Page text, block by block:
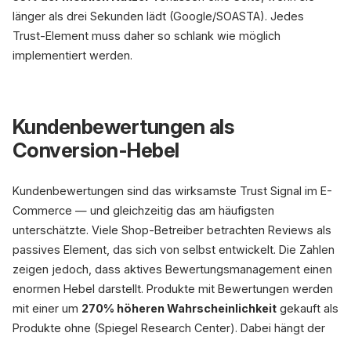
länger als drei Sekunden lädt (Google/SOASTA). Jedes
Trust-Element muss daher so schlank wie möglich
implementiert werden.
Kundenbewertungen als
Conversion-Hebel
Kundenbewertungen sind das wirksamste Trust Signal im E-
Commerce — und gleichzeitig das am häufigsten
unterschätzte. Viele Shop-Betreiber betrachten Reviews als
passives Element, das sich von selbst entwickelt. Die Zahlen
zeigen jedoch, dass aktives Bewertungsmanagement einen
enormen Hebel darstellt. Produkte mit Bewertungen werden
mit einer um 270% höheren Wahrscheinlichkeit gekauft als
Produkte ohne (Spiegel Research Center). Dabei hängt der